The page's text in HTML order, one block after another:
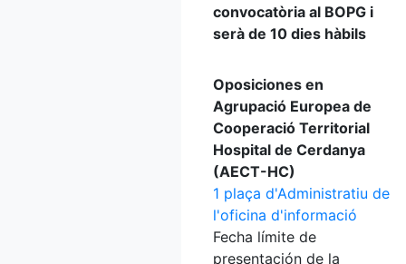
convocatòria al BOPG i
serà de 10 dies hàbils
Oposiciones en
Agrupació Europea de
Cooperació Territorial
Hospital de Cerdanya
(AECT-HC)
1 plaça d'Administratiu de
l'oficina d'informació
Fecha límite de
presentación de la